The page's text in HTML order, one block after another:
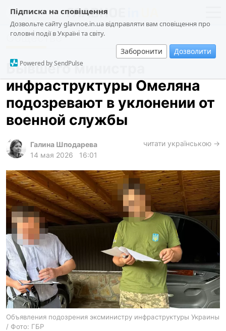
Підписка на сповіщення
Дозвольте сайту glavnoe.in.ua відправляти вам сповіщення про
головні події в Україні та світу.
Заборонити Дозволити
Powered by SendPulse
новости
о проекте
общество
происшествия
криминал
техно
харьков
архив
gambling
ua ru en
Общество
Бывшего министра
инфраструктуры Омеляна
подозревают в уклонении от
военной службы
Галина Шподарева
14 мая 2026
16:01
читати українською →
Объявления подозрения эксминистру инфраструктуры Украины
/ Фото: ГБР